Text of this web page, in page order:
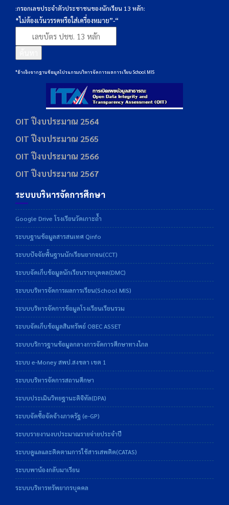
:กรอกเลขประจำตัวประชาชนของนักเรียน 13 หลัก:
*ไม่ต้องเว้นวรรคหรือใส่เครื่องหมาย”-“
*อ้างอิงจากฐานข้อมูลโปรแกรมบริหารจัดการผลการเรียน School MIS
OIT ปีงบประมาณ 2564
OIT ปีงบประมาณ 2565
OIT ปีงบประมาณ 2566
OIT ปีงบประมาณ 2567
ระบบบริหารจัดการศึกษา
Google Drive โรงเรียนวัดเกาะถ้ำ
ระบบฐานข้อมูลสารสนเทศ Qinfo
ระบบปัจจัยพื้นฐานนักเรียนยากจน(CCT)
ระบบจัดเก็บข้อมูลนักเรียนรายบุคคล(DMC)
ระบบบริหารจัดการผลการเรียน(School MIS)
ระบบบริหารจัดการข้อมูลโรงเรียนเรียนรวม
ระบบจัดเก็บข้อมูลสินทรัพย์ OBEC ASSET
ระบบบริการฐานข้อมูลกลางการจัดการศึกษาทางไกล
ระบบ e-Money สพป.สงขลา เขต 1
ระบบบริหารจัดการสถานศึกษา
ระบบประเมินวิทยฐานะดิจิทัล(DPA)
ระบบจัดซื้อจัดจ้างภาครัฐ (e-GP)
ระบบรายงานงบประมาณรายจ่ายประจำปี
ระบบดูแลและติดตามการใช้สารเสพติด(CATAS)
ระบบพาน้องกลับมาเรียน
ระบบบริหารทรัพยากรบุคคล